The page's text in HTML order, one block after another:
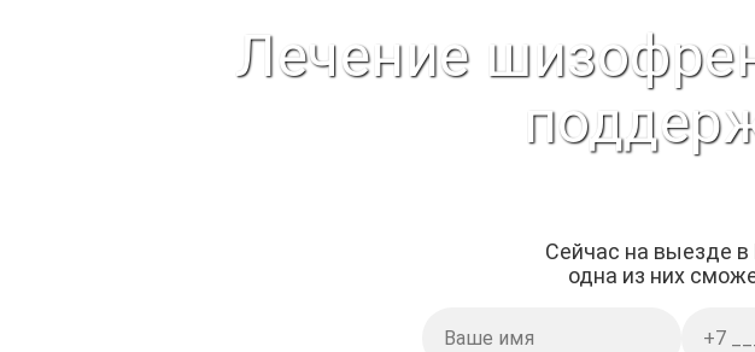
Лечение
Сейчас на выезде в
одна из них